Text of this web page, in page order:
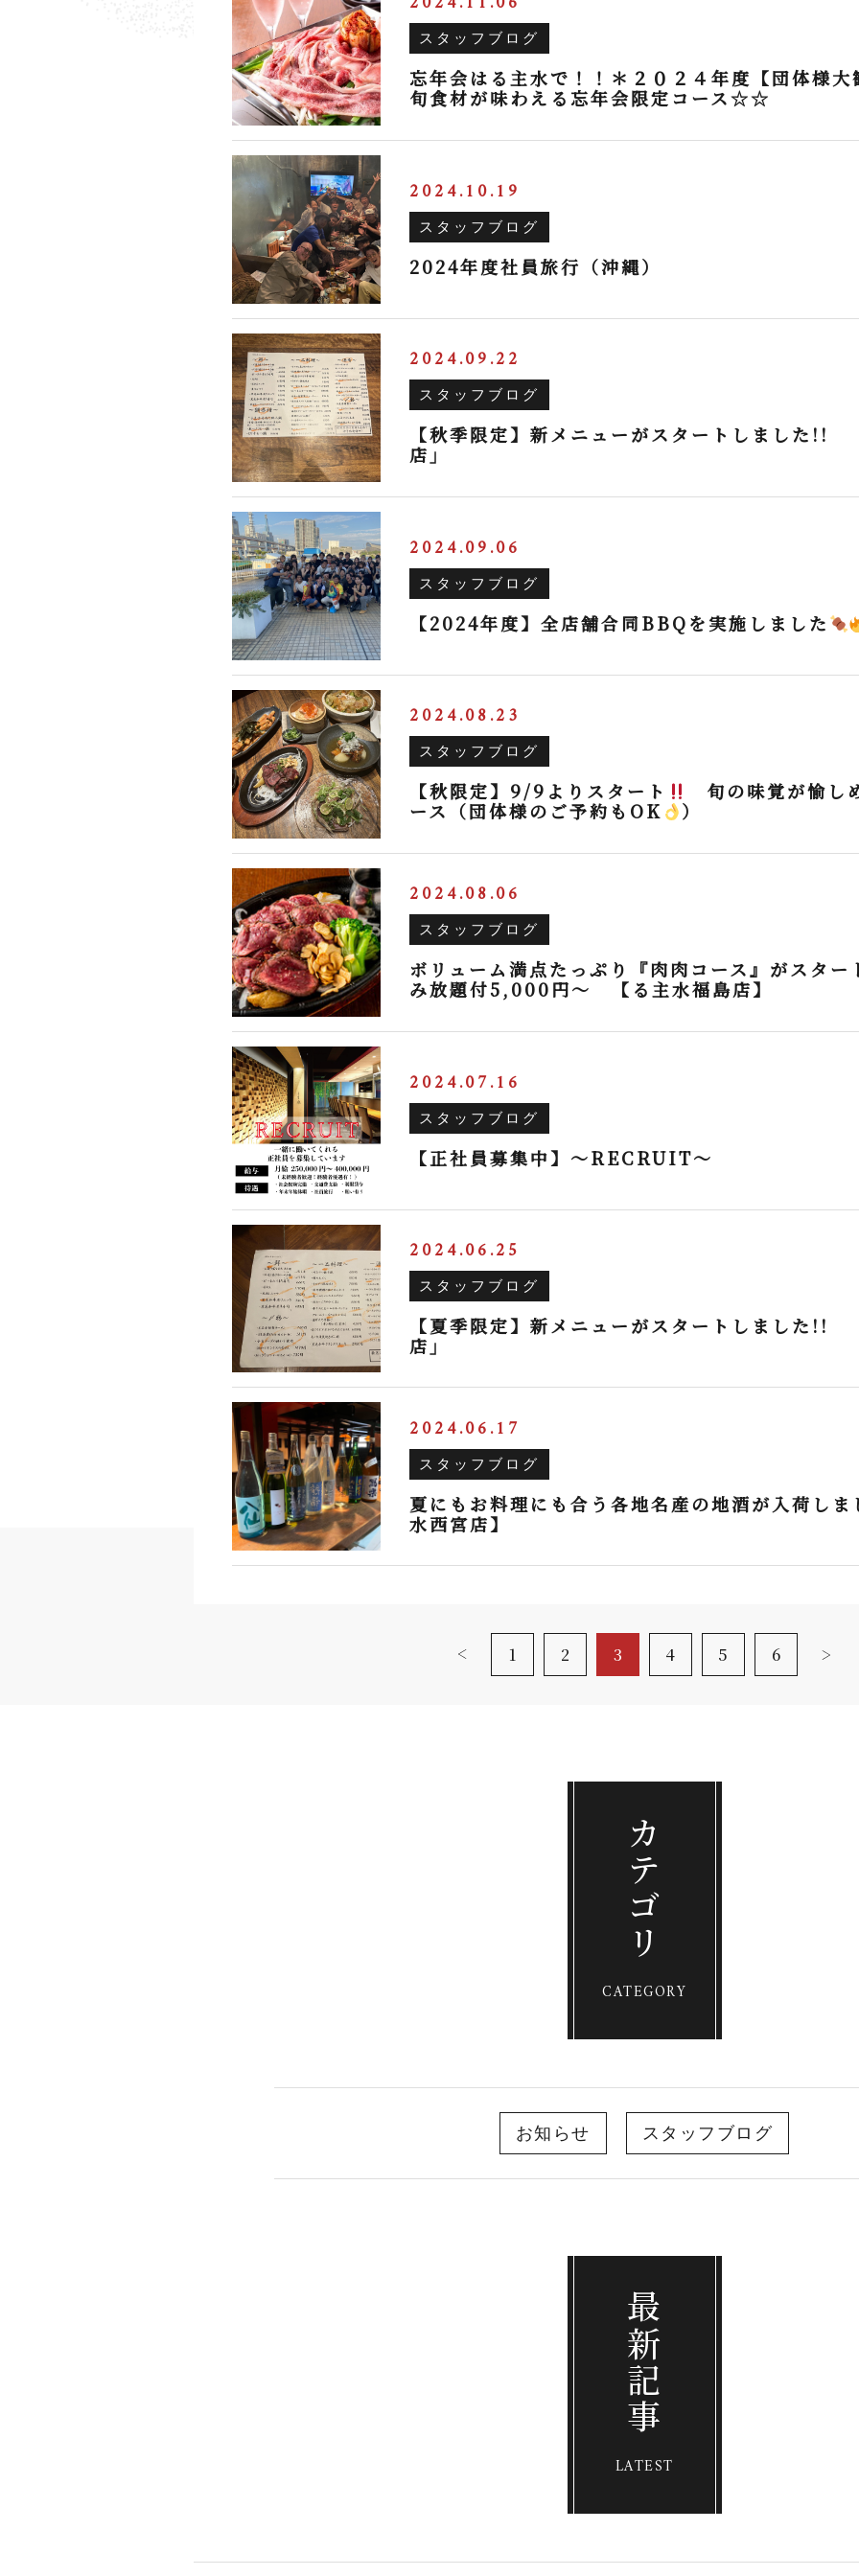
スタッフブログ
忘年会はる主水で！！＊２０２４年度【団体様
旬食材が味わえる忘年会限定コース☆☆
2024.10.19
スタッフブログ
2024年度社員旅行（沖縄）
2024.09.22
スタッフブログ
【秋季限定】新メニューがスタートしました!!
店」
2024.09.06
スタッフブログ
【2024年度】全店舗合同BBQを実施しました
2024.08.23
スタッフブログ
【秋限定】9/9よりスタート
旬の味覚が愉し
ース（団体様のご予約もOK
）
2024.08.06
スタッフブログ
ボリューム満点たっぷり『肉肉コース』がスタ
み放題付5,000円～ 【る主水福島店】
2024.07.16
スタッフブログ
【正社員募集中】～RECRUIT～
2024.06.25
スタッフブログ
【夏季限定】新メニューがスタートしました!!
店」
2024.06.17
スタッフブログ
夏にもお料理にも合う各地名産の地酒が入荷しま
水西宮店】
1 2 3 4 5 6
カテゴリ
CATEGORY
お知らせ スタッフブログ
最新記事
LATEST